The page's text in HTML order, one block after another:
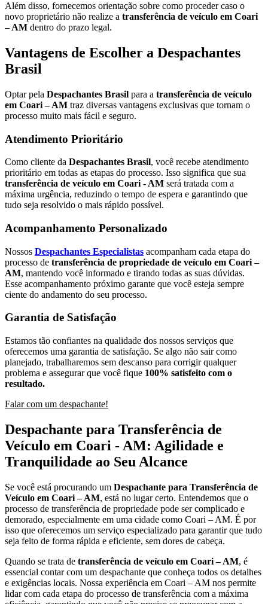
Além disso, fornecemos orientação sobre como proceder caso o
novo proprietário não realize a transferência de veículo em Coari
– AM dentro do prazo legal.
Vantagens de Escolher a Despachantes
Brasil
Optar pela Despachantes Brasil para a transferência de veículo
em Coari – AM traz diversas vantagens exclusivas que tornam o
processo muito mais fácil e seguro.
Atendimento Prioritário
Como cliente da Despachantes Brasil, você recebe atendimento
prioritário em todas as etapas do processo. Isso significa que sua
transferência de veículo em Coari - AM será tratada com a
máxima urgência, reduzindo o tempo de espera e garantindo que
tudo seja resolvido o mais rápido possível.
Acompanhamento Personalizado
Nossos Despachantes Especialistas acompanham cada etapa do
processo de transferência de propriedade de veículo em Coari –
AM, mantendo você informado e tirando todas as suas dúvidas.
Esse acompanhamento próximo garante que você esteja sempre
ciente do andamento do seu processo.
Garantia de Satisfação
Estamos tão confiantes na qualidade dos nossos serviços que
oferecemos uma garantia de satisfação. Se algo não sair como
planejado, trabalharemos sem descanso para corrigir qualquer
problema e assegurar que você fique 100% satisfeito com o
resultado.
Falar com um despachante!
Despachante para Transferência de
Veículo em Coari - AM: Agilidade e
Tranquilidade ao Seu Alcance
Se você está procurando um Despachante para Transferência de
Veículo em Coari – AM, está no lugar certo. Entendemos que o
processo de transferência de propriedade pode ser complicado e
demorado, especialmente em uma cidade como Coari – AM. É por
isso que oferecemos um serviço especializado para garantir que tudo
seja feito de forma rápida e eficiente, sem dores de cabeça.
Quando se trata de transferência de veículo em Coari – AM, é
essencial contar com um despachante que conheça todos os detalhes
e exigências locais. Nossa experiência em Coari – AM nos permite
lidar com cada etapa do processo de transferência com a máxima